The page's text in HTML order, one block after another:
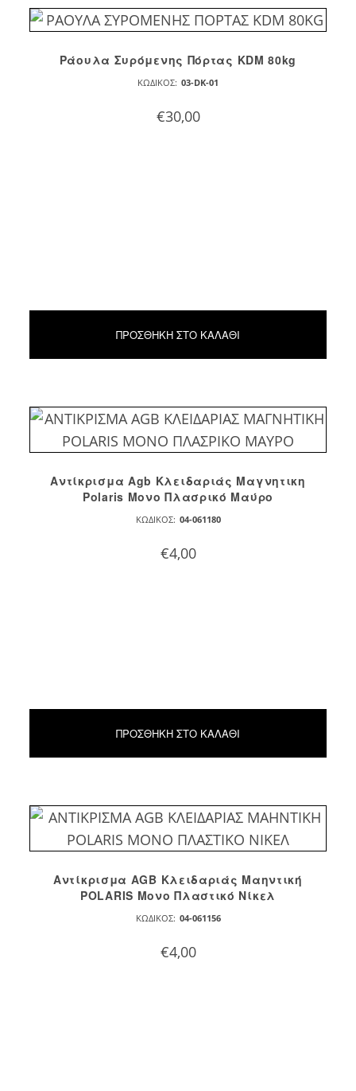
Ράουλα Συρόμενης Πόρτας KDM 80kg
ΚΩΔΙΚΌΣ: 03-DK-01
€30,00
ΠΡΟΣΘΉΚΗ ΣΤΟ ΚΑΛΆΘΙ
Αντίκρισμα Agb Κλειδαριάς Μαγνητικη
Polaris Μονο Πλασρικό Μαύρο
ΚΩΔΙΚΌΣ: 04-061180
€4,00
ΠΡΟΣΘΉΚΗ ΣΤΟ ΚΑΛΆΘΙ
Αντίκρισμα AGB Κλειδαριάς Μαηντική
POLARIS Μονο Πλαστικό Νίκελ
ΚΩΔΙΚΌΣ: 04-061156
€4,00